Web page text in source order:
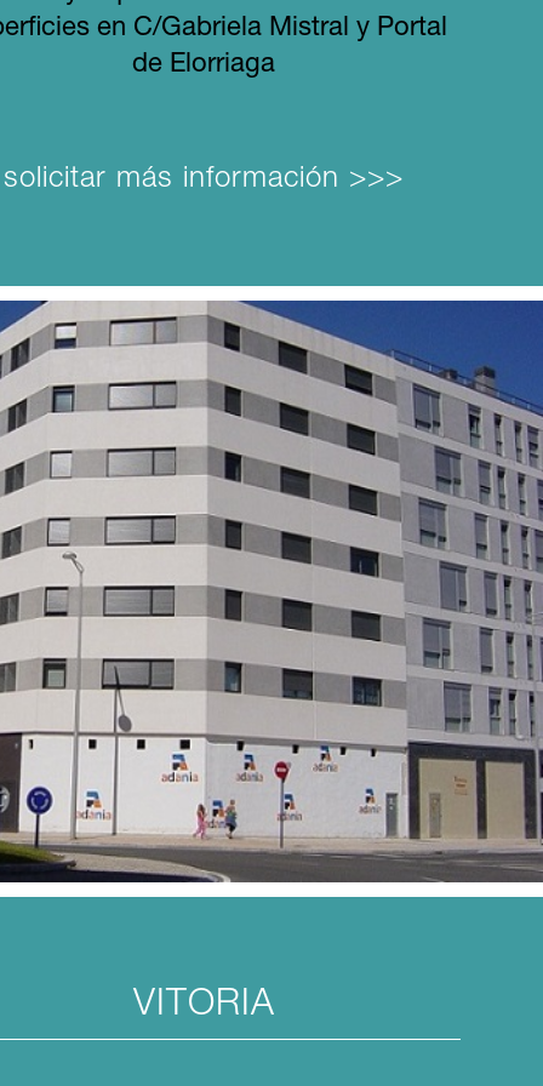
en C/Gabriela Mistral y Portal
de Elorriaga
solicitar más información >>>
VITORIA